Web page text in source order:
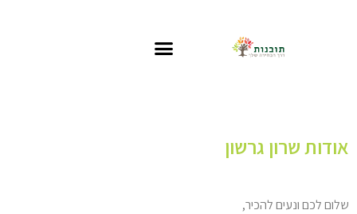
אודות שרון גרשון
שלום לכם ונעים להכיר,